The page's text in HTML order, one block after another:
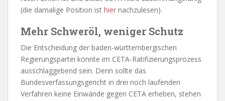
(die damalige Position ist hier nachzulesen).
Mehr Schweröl, weniger Schutz
Die Entscheidung der baden-württembergischen
Regierungspartei könnte im CETA-Ratifizierungsprozess
ausschlaggebend sein. Denn sollte das
Bundesverfassungsgericht in drei noch laufenden
Verfahren keine Einwände gegen CETA erheben, stehen